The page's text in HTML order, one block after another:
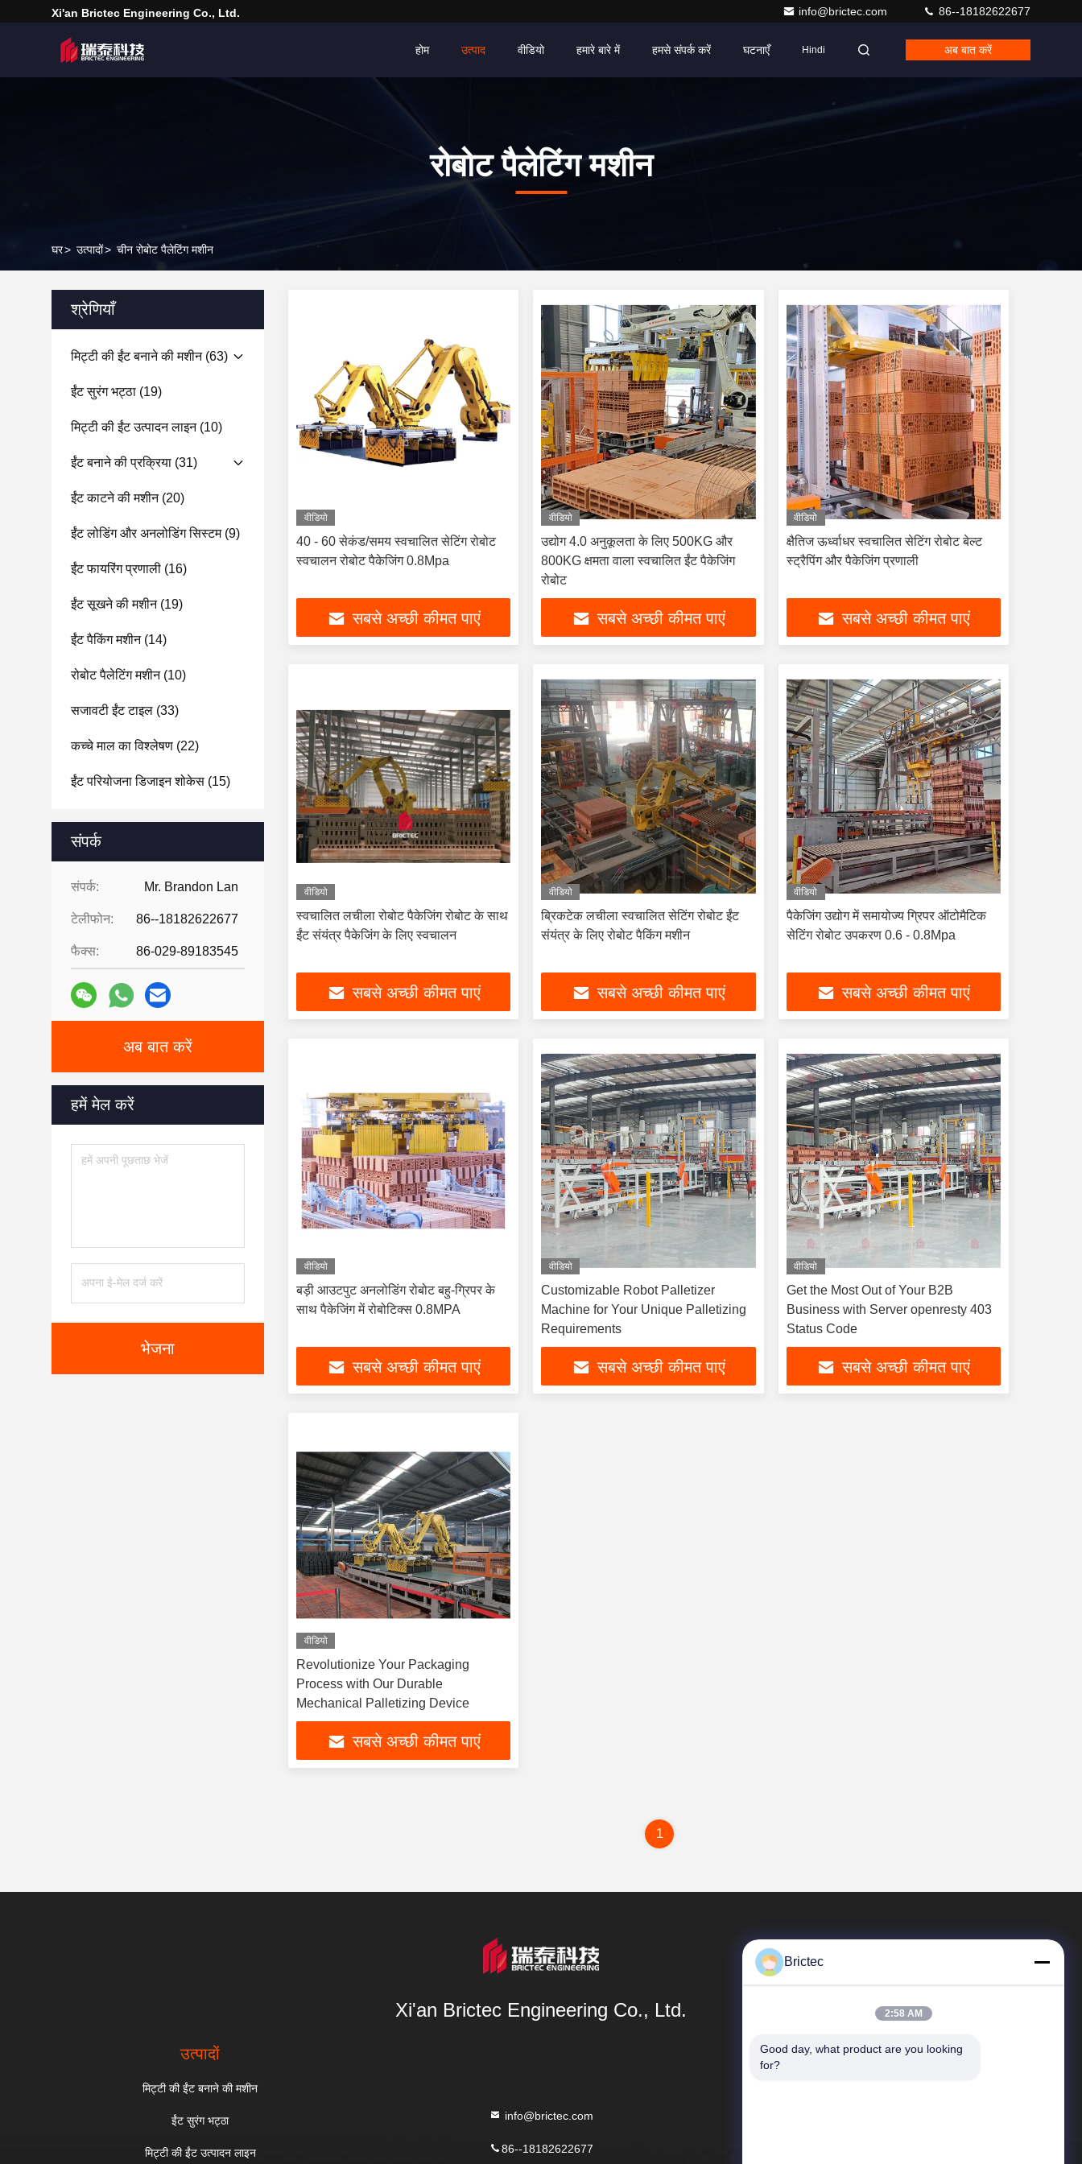
Xi'an Brictec Engineering Co., Ltd. info@brictec.com 86--18182622677
होम उत्पाद वीडियो हमारे बारे में हमसे संपर्क करें घटनाएँ Hindi अब बात करें
रोबोट पैलेटिंग मशीन
घर> उत्पादों> चीन रोबोट पैलेटिंग मशीन
श्रेणियाँ
मिट्टी की ईंट बनाने की मशीन(63)
ईंट सुरंग भट्ठा (19)
मिट्टी की ईंट उत्पादन लाइन(10)
ईंट बनाने की प्रक्रिया (31)
ईंट काटने की मशीन(20)
ईंट लोडिंग और अनलोडिंग सिस्टम(9)
ईंट फायरिंग प्रणाली (16)
ईंट सूखने की मशीन(19)
ईंट पैकिंग मशीन(14)
रोबोट पैलेटिंग मशीन(10)
सजावटी ईंट टाइल (33)
कच्चे माल का विश्लेषण (22)
ईंट परियोजना डिजाइन शोकेस (15)
संपर्क
संपर्क: Mr. Brandon Lan
टेलीफोन: 86--18182622677
फैक्स: 86-029-89183545
अब बात करें
हमें मेल करें
भेजना
वीडियो
40 - 60 सेकंड/समय स्वचालित सेटिंग रोबोट
स्वचालन रोबोट पैकेजिंग 0.8Mpa
सबसे अच्छी कीमत पाएं
वीडियो
उद्योग 4.0 अनुकूलता के लिए 500KG और
800KG क्षमता वाला स्वचालित ईंट पैकेजिंग
रोबोट
सबसे अच्छी कीमत पाएं
वीडियो
क्षैतिज ऊर्ध्वाधर स्वचालित सेटिंग रोबोट बेल्ट
स्ट्रैपिंग और पैकेजिंग प्रणाली
सबसे अच्छी कीमत पाएं
वीडियो
स्वचालित लचीला रोबोट पैकेजिंग रोबोट के साथ
ईंट संयंत्र पैकेजिंग के लिए स्वचालन
सबसे अच्छी कीमत पाएं
वीडियो
ब्रिकटेक लचीला स्वचालित सेटिंग रोबोट ईंट
संयंत्र के लिए रोबोट पैकिंग मशीन
सबसे अच्छी कीमत पाएं
वीडियो
पैकेजिंग उद्योग में समायोज्य ग्रिपर ऑटोमैटिक
सेटिंग रोबोट उपकरण 0.6 - 0.8Mpa
सबसे अच्छी कीमत पाएं
वीडियो
बड़ी आउटपुट अनलोडिंग रोबोट बहु-ग्रिपर के
साथ पैकेजिंग में रोबोटिक्स 0.8MPA
सबसे अच्छी कीमत पाएं
वीडियो
Customizable Robot Palletizer
Machine for Your Unique Palletizing
Requirements
सबसे अच्छी कीमत पाएं
वीडियो
Get the Most Out of Your B2B
Business with Server openresty 403
Status Code
सबसे अच्छी कीमत पाएं
वीडियो
Revolutionize Your Packaging
Process with Our Durable
Mechanical Palletizing Device
सबसे अच्छी कीमत पाएं
1
Xi'an Brictec Engineering Co., Ltd.
उत्पादों
मिट्टी की ईंट बनाने की मशीन
ईंट सुरंग भट्ठा
मिट्टी की ईंट उत्पादन लाइन
info@brictec.com
86--18182622677
त्वरित लिंक
Brictec
2:58 AM
Good day, what product are you looking
for?